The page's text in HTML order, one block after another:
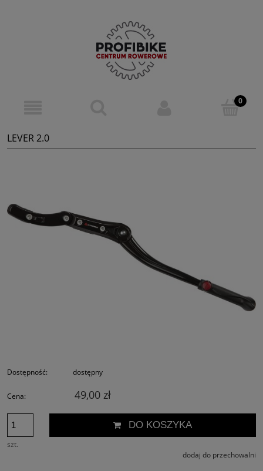
LEVER 2.0
Dostępność: dostępny
Cena: 49,00 zł
szt.
DO KOSZYKA
dodaj do przechowalni